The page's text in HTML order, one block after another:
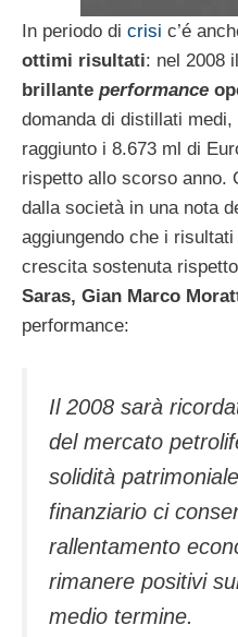
In periodo di crisi c’é
ottimi risultati: nel 2008 il
brillante performance
domanda di distillati
raggiunto i 8.673 ml di
rispetto allo scorso anno.
dalla società in una nota
aggiungendo che i
crescita sostenuta
Saras, Gian Marco
performance:
Il 2008 sarà
del mercato
solidità
finanziario ci
rallentamento
rimanere positivi
medio termine.